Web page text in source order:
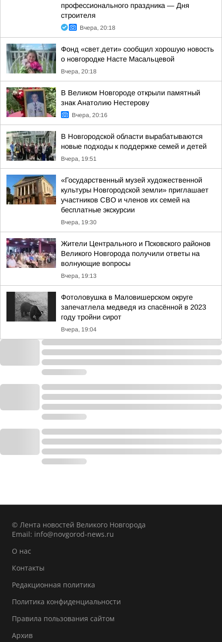
профессионального праздника — Дня
строителя
Вчера, 20:18
Фонд «свет.дети» сообщил хорошую новость
о новгородке Насте Масальцевой
Вчера, 20:18
В Великом Новгороде открыли памятный
знак Анатолию Нестерову
Вчера, 20:16
В Новгородской области вырабатываются
новые подходы к поддержке семей и детей
Вчера, 19:51
«Государственный музей художественной
культуры Новгородской земли» приглашает
участников СВО и членов их семей на
бесплатные экскурсии
Вчера, 19:30
Жители Центрального и Псковского районов
Великого Новгорода получили ответы на
волнующие вопросы
Вчера, 19:13
Фотоловушка в Маловишерском округе
запечатлела медведя из спасённой в 2023
году тройни сирот
Вчера, 19:04
© Лента новостей Великого Новгорода
Email: info@novgorod-news.ru
О нас
Контакты
Редакционная политика
Политика конфиденциальности
Правила пользования сайтом
Архив